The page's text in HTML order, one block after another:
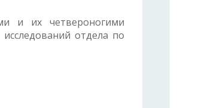
и их четвероногими
отдела по